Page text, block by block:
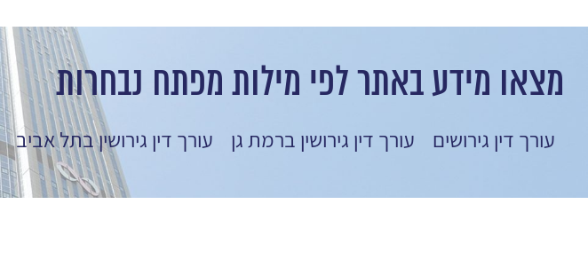
מצאו מידע באתר לפי מילות מפתח נבחרות
עורך דין גירושים עורך דין גירושין ברמת גן עורך דין גירושין בתל אביב